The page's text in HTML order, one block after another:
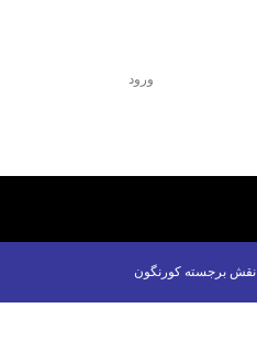
ورود
نقش برجسته کورنگون